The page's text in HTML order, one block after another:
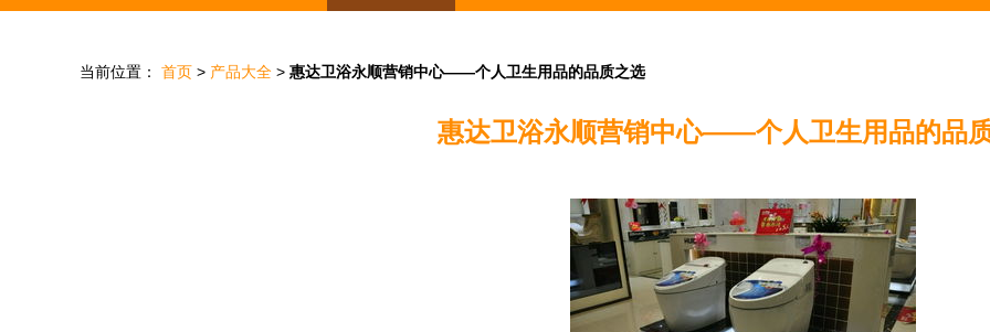
当前位置： 首页 > 产品大全 > 惠达卫浴永顺营销中心——个人卫生用品的品质之选
惠达卫浴永顺营销中心——个人卫生用品的品